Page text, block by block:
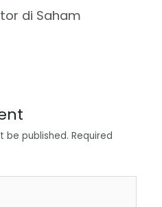
di Saham
be published. Required